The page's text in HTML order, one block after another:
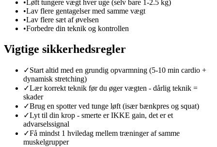
•Løft tungere vægt hver uge (selv bare 1-2.5 kg)
•Lav flere gentagelser med samme vægt
•Lav flere sæt af øvelsen
•Forbedre din teknik og kontrollen
Vigtige sikkerhedsregler
✓Start altid med en grundig opvarmning (5-10 min cardio +
dynamisk stretching)
✓Lær korrekt teknik før du øger vægten - dårlig teknik =
skader
✓Brug en spotter ved tunge løft (især bænkpres og squat)
✓Lyt til din krop - smerte er IKKE gain, det er et
advarselssignal
✓Få mindst 1 hviledag mellem træninger af samme
muskelgrupper